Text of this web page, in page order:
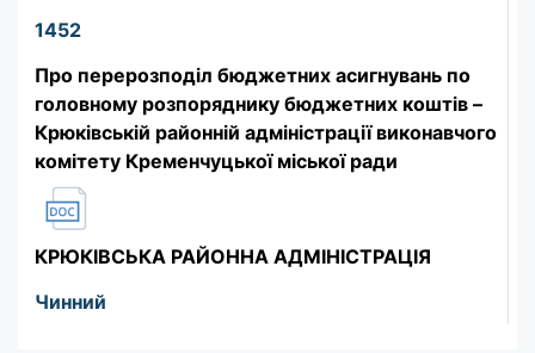
1452
Про перерозподіл бюджетних асигнувань по
головному розпоряднику бюджетних коштів –
Крюківській районній адміністрації виконавчого
комітету Кременчуцької міської ради
КРЮКІВСЬКА РАЙОННА АДМІНІСТРАЦІЯ
Чинний